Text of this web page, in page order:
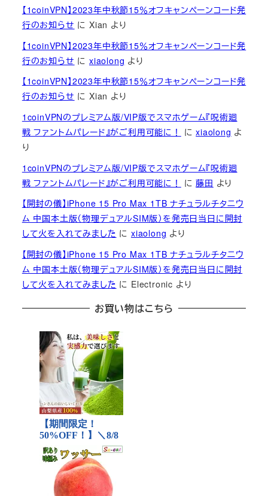
【1coinVPN】2023年中秋節15％オフキャンペーンコード発
行のお知らせ にXian より
【1coinVPN】2023年中秋節15％オフキャンペーンコード発
行のお知らせ にxiaolong より
【1coinVPN】2023年中秋節15％オフキャンペーンコード発
行のお知らせ にXian より
1coinVPNのプレミアム版/VIP版でスマホゲーム『呪術廻
戦 ファントムパレード』がご利用可能に！
にxiaolong よ
り
1coinVPNのプレミアム版/VIP版でスマホゲーム『呪術廻
戦 ファントムパレード』がご利用可能に！
に藤田 より
【開封の儀】iPhone 15 Pro Max 1TB ナチュラルチタニウ
ム 中国本土版（物理デュアルSIM版）を発売日当日に開封
して火を入れてみました にxiaolong より
【開封の儀】iPhone 15 Pro Max 1TB ナチュラルチタニウ
ム 中国本土版（物理デュアルSIM版）を発売日当日に開封
して火を入れてみました に Electronic より
お買い物はこちら